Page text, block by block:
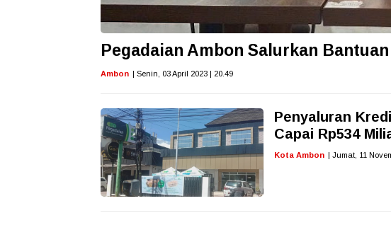
Pegadaian Ambon Salurkan
Ambon | Senin, 03 April 2023 | 20.49
Penyaluran
Capai Rp534
Kota Ambon | Jumat, 11